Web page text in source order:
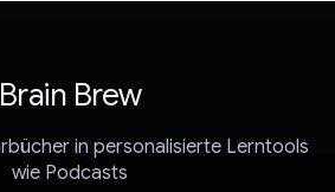
Brain Brew
in personalisierte Lerntools
wie Podcasts